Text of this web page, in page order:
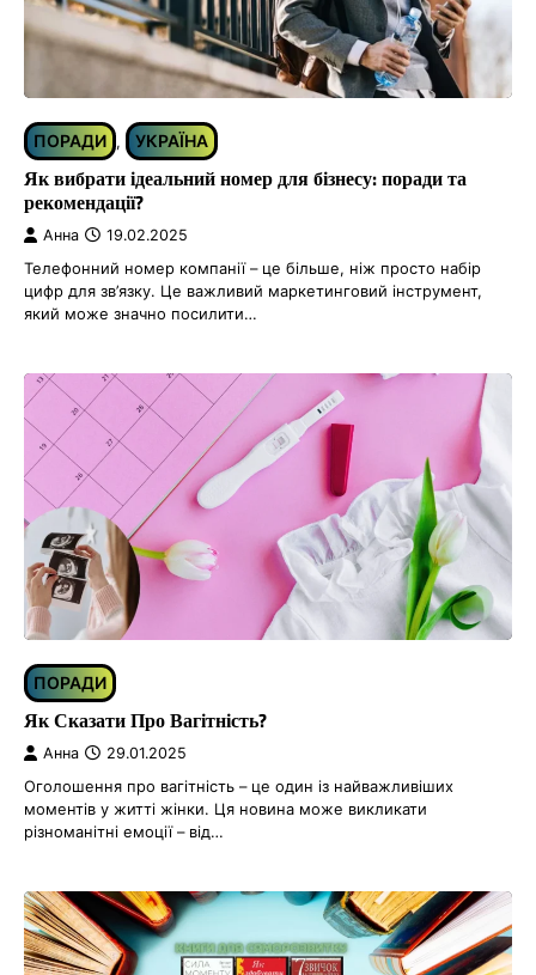
ПОРАДИ , УКРАЇНА
Як вибрати ідеальний номер для бізнесу: поради та
рекомендації?
Анна 19.02.2025
Телефонний номер компанії – це більше, ніж просто набір
цифр для зв’язку. Це важливий маркетинговий інструмент,
який може значно посилити…
ПОРАДИ
Як Сказати Про Вагітність?
Анна 29.01.2025
Оголошення про вагітність – це один із найважливіших
моментів у житті жінки. Ця новина може викликати
різноманітні емоції – від…